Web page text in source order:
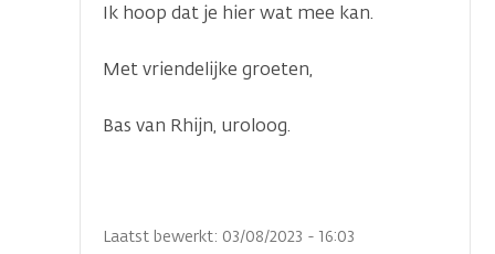
Ik hoop dat je hier wat mee kan.
Met vriendelijke groeten,
Bas van Rhijn, uroloog.
Laatst bewerkt: 03/08/2023 - 16:03